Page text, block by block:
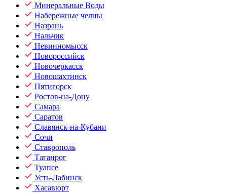
Минеральные Воды
Набережные челны
Назрань
Нальчик
Невинномысск
Новороссийск
Новочеркасск
Новошахтинск
Пятигорск
Ростов-на-Дону
Самара
Саратов
Славянск-на-Кубани
Сочи
Ставрополь
Таганрог
Туапсе
Усть-Лабинск
Хасавюрт